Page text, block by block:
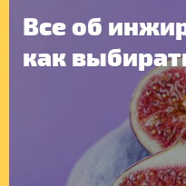
Все об
как